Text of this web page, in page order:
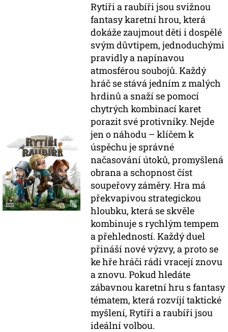
Rytíři a raubíři jsou svižnou
fantasy karetní hrou, která
dokáže zaujmout děti i dospělé
svým důvtipem, jednoduchými
pravidly a napínavou
atmosférou soubojů. Každý
hráč se stává jedním z malých
hrdinů a snaží se pomocí
chytrých kombinací karet
porazit své protivníky. Nejde
jen o náhodu – klíčem k
úspěchu je správné
načasování útoků, promyšlená
obrana a schopnost číst
soupeřovy záměry. Hra má
překvapivou strategickou
hloubku, která se skvěle
kombinuje s rychlým tempem
a přehledností. Každý duel
přináší nové výzvy, a proto se
ke hře hráči rádi vracejí znovu
a znovu. Pokud hledáte
zábavnou karetní hru s fantasy
tématem, která rozvíjí taktické
myšlení, Rytíři a raubíři jsou
ideální volbou.